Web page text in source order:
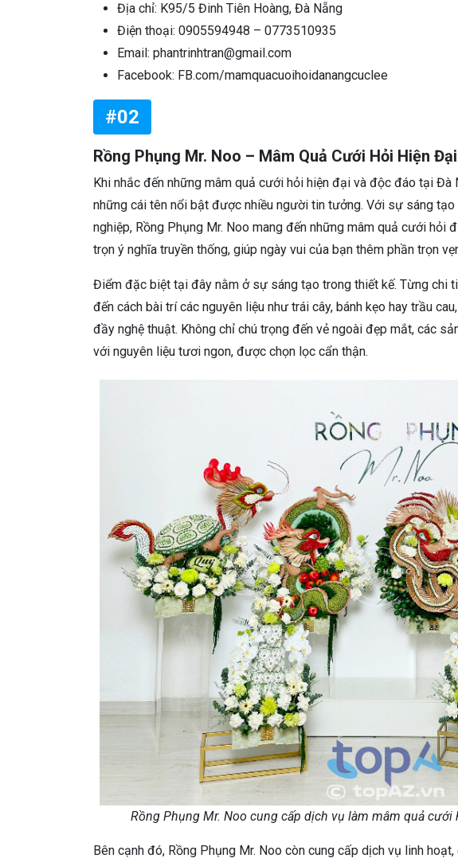
Địa chỉ: K95/5 Đinh Tiên Hoàng, Đà Nẵng
Điện thoại: 0905594948 – 0773510935
Email: phantrinhtran@gmail.com
Facebook: FB.com/mamquacuoihoidanangcuclee
#02
Rồng Phụng Mr. Noo – Mâm Quả Cưới Hỏi Hiện
Khi nhắc đến những mâm quả cưới hỏi hiện đại và độc đáo tại Đà
những cái tên nổi bật được nhiều người tin tưởng. Với sự sáng
nghiệp, Rồng Phụng Mr. Noo mang đến những mâm quả cưới hỏi
trọn ý nghĩa truyền thống, giúp ngày vui của bạn thêm phần trọn
Điểm đặc biệt tại đây nằm ở sự sáng tạo trong thiết kế. Từng chi
đến cách bài trí các nguyên liệu như trái cây, bánh kẹo hay trầu
đầy nghệ thuật. Không chỉ chú trọng đến vẻ ngoài đẹp mắt, các
với nguyên liệu tươi ngon, được chọn lọc cẩn thận.
Rồng Phụng Mr. Noo cung cấp dịch vụ làm mâm quả cưới
Bên cạnh đó, Rồng Phụng Mr. Noo còn cung cấp dịch vụ linh